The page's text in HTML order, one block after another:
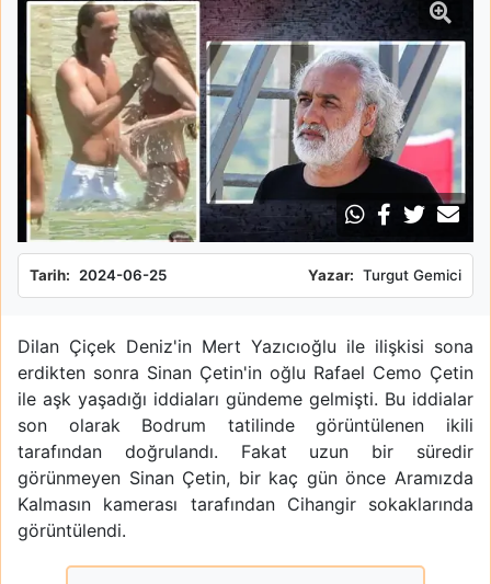
Tarih: 2024-06-25 Yazar: Turgut Gemici
Dilan Çiçek Deniz'in Mert Yazıcıoğlu ile ilişkisi sona
erdikten sonra Sinan Çetin'in oğlu Rafael Cemo Çetin
ile aşk yaşadığı iddiaları gündeme gelmişti. Bu iddialar
son olarak Bodrum tatilinde görüntülenen ikili
tarafından doğrulandı. Fakat uzun bir süredir
görünmeyen Sinan Çetin, bir kaç gün önce Aramızda
Kalmasın kamerası tarafından Cihangir sokaklarında
görüntülendi.